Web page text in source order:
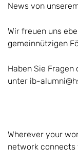
News von
Wir freuen uns
gemeinnützigen
Haben Sie Fragen
unter ib-
Wherever your
network connects